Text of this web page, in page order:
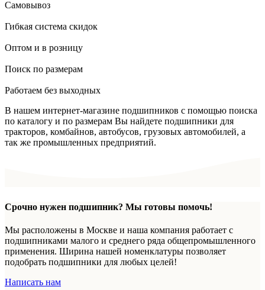
Самовывоз
Гибкая система скидок
Оптом и в розницу
Поиск по размерам
Работаем без выходных
В нашем интернет-магазине подшипников с помощью поиска
по каталогу и по размерам Вы найдете подшипники для
тракторов, комбайнов, автобусов, грузовых автомобилей, а
так же промышленных предприятий.
Срочно нужен подшипник? Мы готовы помочь!
Мы расположены в Москве и наша компания работает с
подшипниками малого и среднего ряда общепромышленного
применения. Ширина нашей номенклатуры позволяет
подобрать подшипники для любых целей!
Написать нам